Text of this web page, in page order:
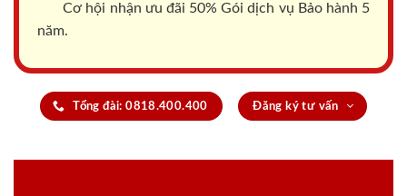
Cơ hội nhận ưu đãi 50% Gói dịch vụ Bảo hành 5
năm.
Tổng đài: 0818.400.400 Đăng ký tư vấn